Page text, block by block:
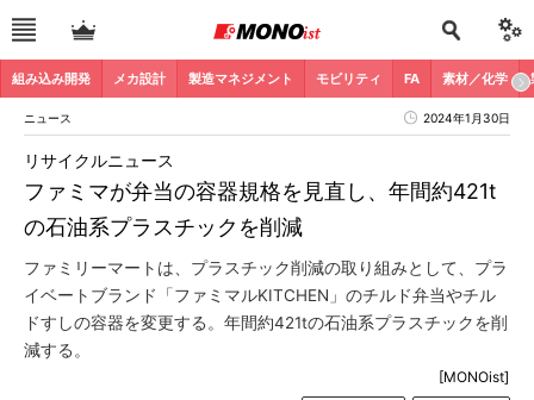
組み込み開発 メカ設計 製造マネジメント モビリティ FA 素材／化学
ニュース 2024年1月30日
ファミマが弁当の容器規格を見直し、年間約421t
の石油系プラスチックを削減
リサイクルニュース
ファミリーマートは、プラスチック削減の取り組みとして、プラ
イベートブランド「ファミマルKITCHEN」のチルド弁当やチル
ドすしの容器を変更する。年間約421tの石油系プラスチックを削
減する。
[MONOist]